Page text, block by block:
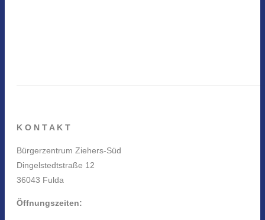
K O N T A K T
Bürgerzentrum Ziehers-Süd
Dingelstedtstraße 12
36043 Fulda
Öffnungszeiten: